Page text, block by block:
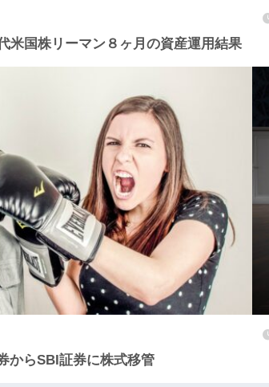
米国株リーマン８ヶ月の資産運用結果
からSBI証券に株式移管